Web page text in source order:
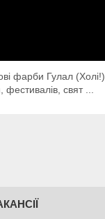
фарби Гулал (Холі!)
фестивалів, свят ...